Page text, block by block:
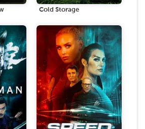
Cold Storage